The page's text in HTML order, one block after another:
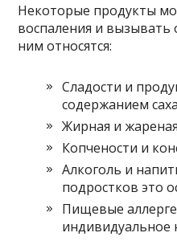
Некоторые продукты
воспаления и вызывать
ним относятся:
Сладости и
содержанием
Жирная и
Копчености и
Алкоголь и
подростков это
Пищевые
индивидуальное